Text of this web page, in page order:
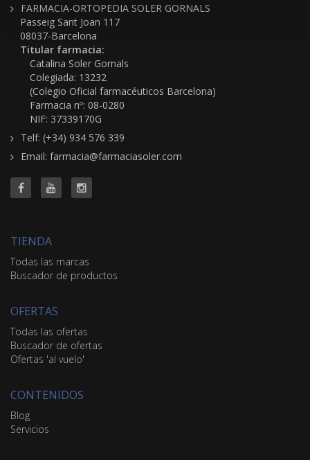
FARMACIA-ORTOPEDIA SOLER GORNALS
Passeig Sant Joan 117
08037-Barcelona
Titular farmacia:
Catalina Soler Gornals
Colegiada: 13232
(Colegio Oficial farmacéuticos Barcelona)
Farmacia nº: 08-0280
NIF: 37339170G
Telf: (+34) 934 576 339
Email: farmacia@farmaciasoler.com
TIENDA
Todas las marcas
Buscador de productos
OFERTAS
Todas las ofertas
Buscador de ofertas
Ofertas 'al vuelo'
CONTENIDOS
Blog
Servicios